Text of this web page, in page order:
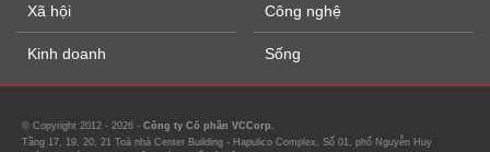
Xã hội
Kinh doanh
Công nghệ
Sống
© Copyright 2012 - 2026 - Công ty Cổ phần VCCorp.
Tầng 17, 19, 20, 21 Toà nhà Center Building - Hapulico Complex, Số 01, phố Nguyễn Huy